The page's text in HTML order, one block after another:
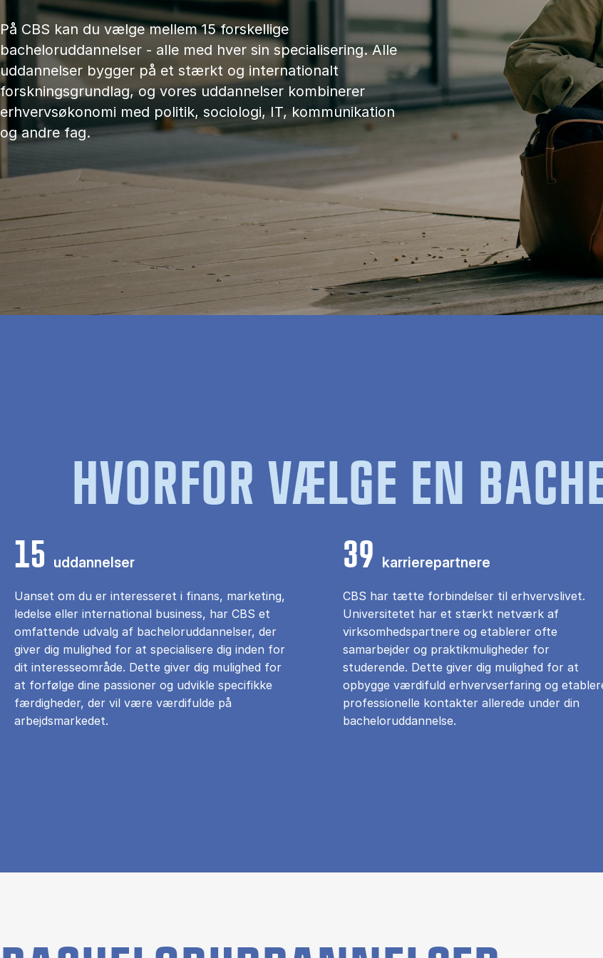
På CBS kan du vælge mellem 15 forskellige
bacheloruddannelser - alle med hver sin specialisering. Alle
uddannelser bygger på et stærkt og internationalt
forskningsgrundlag, og vores uddannelser kombinerer
erhvervsøkonomi med politik, sociologi, IT, kommunikation
og andre fag.
HVORFOR VÆLGE EN
15 uddannelser
Uanset om du er interesseret i finans, marketing,
ledelse eller international business, har CBS et
omfattende udvalg af bacheloruddannelser, der
giver dig mulighed for at specialisere dig inden for
dit interesseområde. Dette giver dig mulighed for
at forfølge dine passioner og udvikle specifikke
færdigheder, der vil være værdifulde på
arbejdsmarkedet.
39 karrierepartnere
CBS har tætte forbindelser til erhvervslivet.
Universitetet har et stærkt netværk af
virksomhedspartnere og etablerer ofte
samarbejder og praktikmuligheder for
studerende. Dette giver dig mulighed for at
opbygge værdifuld erhvervserfaring og
professionelle kontakter allerede under din
bacheloruddannelse.